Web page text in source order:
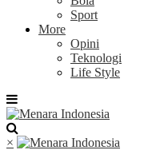
Sport
More
Opini
Teknologi
Life Style
×